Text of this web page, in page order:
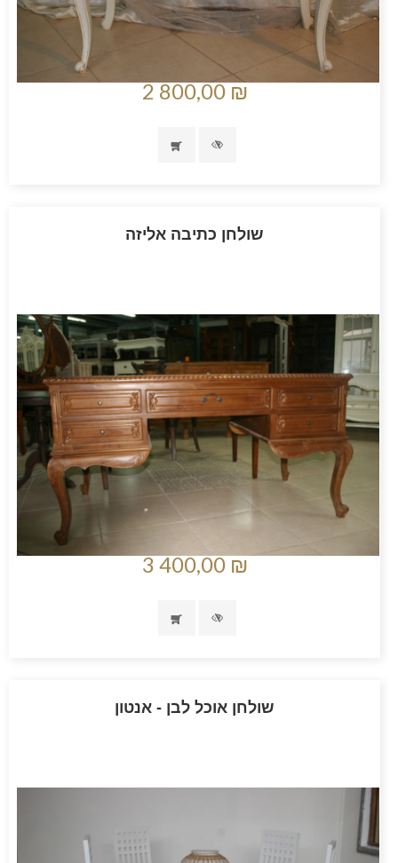
2 800,00 ₪
שולחן כתיבה אליזה
3 400,00 ₪
שולחן אוכל לבן - אנטון